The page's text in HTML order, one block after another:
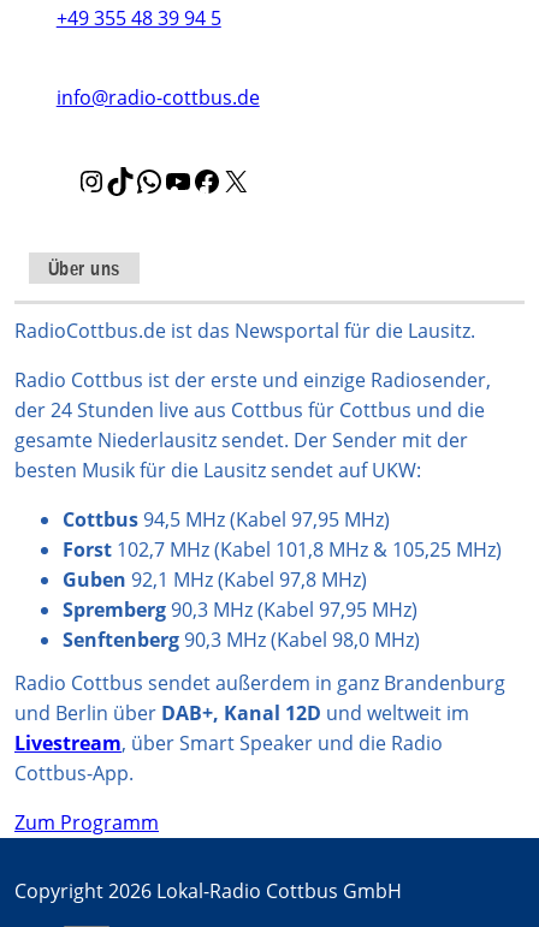
+49 355 48 39 94 5
info@radio-cottbus.de
I
t
a
g
a
m
T
o
k
W
s
A
p
Y
u
b
F
b
o
k
Über uns
RadioCottbus.de ist das Newsportal für die Lausitz.
Radio Cottbus ist der erste und einzige Radiosender,
der 24 Stunden live aus Cottbus für Cottbus und die
gesamte Niederlausitz sendet. Der Sender mit der
besten Musik für die Lausitz sendet auf UKW:
Cottbus94,5 MHz (Kabel 97,95 MHz)
Forst 102,7 MHz (Kabel 101,8 MHz & 105,25 MHz)
Guben 92,1 MHz (Kabel 97,8 MHz)
Spremberg90,3 MHz (Kabel 97,95 MHz)
Senftenberg90,3 MHz (Kabel 98,0 MHz)
Radio Cottbus sendet außerdem in ganz Brandenburg
und Berlin über DAB+, Kanal 12D und weltweit im
Livestream, über Smart Speaker und die Radio
Cottbus-App.
Zum Programm
Copyright 2026 Lokal-Radio Cottbus GmbH